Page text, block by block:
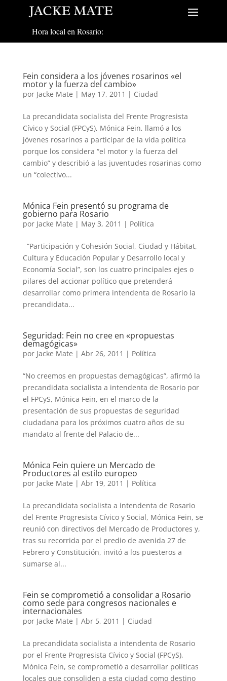
Hora local en Rosario:
Fein considera a los jóvenes rosarinos «el
motor y la fuerza del cambio»
por Jacke Mate | May 17, 2011 | Ciudad
La precandidata socialista del Frente Progresista
Cívico y Social (FPCyS), Mónica Fein, llamó a los
jóvenes rosarinos a participar de la vida política
porque los considera “el motor y la fuerza del
cambio” y describió a las juventudes rosarinas como
un “colectivo...
Mónica Fein presentó su programa de
gobierno para Rosario
por Jacke Mate | May 3, 2011 | Política
“Participación y Cohesión Social, Ciudad y Hábitat,
Cultura y Educación Popular y Desarrollo local y
Economía Social”, son los cuatro principales ejes o
pilares del accionar político que pretenderá
desarrollar como primera intendenta de Rosario la
precandidata...
Seguridad: Fein no cree en «propuestas
demagógicas»
por Jacke Mate | Abr 26, 2011 | Política
“No creemos en propuestas demagógicas”, afirmó la
precandidata socialista a intendenta de Rosario por
el FPCyS, Mónica Fein, en el marco de la
presentación de sus propuestas de seguridad
ciudadana para los próximos cuatro años de su
mandato al frente del Palacio de...
Mónica Fein quiere un Mercado de
Productores al estilo europeo
por Jacke Mate | Abr 19, 2011 | Política
La precandidata socialista a intendenta de Rosario
del Frente Progresista Cívico y Social, Mónica Fein, se
reunió con directivos del Mercado de Productores y,
tras su recorrida por el predio de avenida 27 de
Febrero y Constitución, invitó a los puesteros a
sumarse al...
Fein se comprometió a consolidar a Rosario
como sede para congresos nacionales e
internacionales
por Jacke Mate | Abr 5, 2011 | Ciudad
La precandidata socialista a intendenta de Rosario
por el Frente Progresista Cívico y Social (FPCyS),
Mónica Fein, se comprometió a desarrollar políticas
locales que consoliden a esta ciudad como destino